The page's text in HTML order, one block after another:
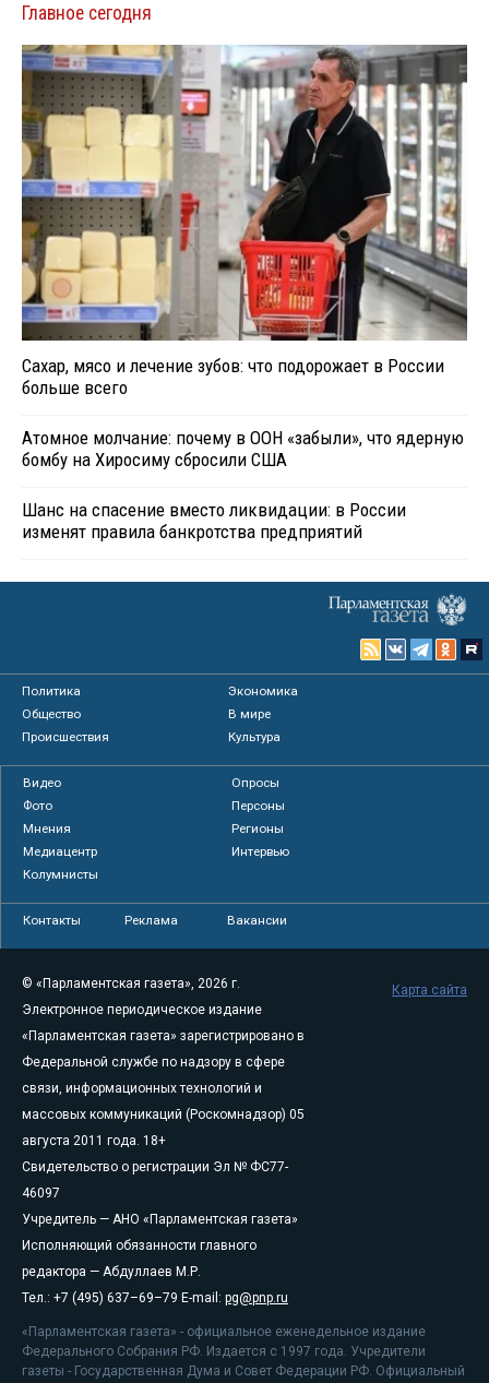
Главное сегодня
Сахар, мясо и лечение зубов: что подорожает в России
больше всего
Атомное молчание: почему в ООН «забыли», что ядерную
бомбу на Хиросиму сбросили США
Шанс на спасение вместо ликвидации: в России
изменят правила банкротства предприятий
Политика
Экономика
Общество
В мире
Происшествия
Культура
Видео
Опросы
Фото
Персоны
Мнения
Регионы
Медиацентр
Интервью
Колумнисты
Контакты Реклама Вакансии
© «Парламентская газета», 2026 г.
Электронное периодическое издание
«Парламентская газета» зарегистрировано в
Федеральной службе по надзору в сфере
связи, информационных технологий и
массовых коммуникаций (Роскомнадзор) 05
августа 2011 года. 18+
Свидетельство о регистрации Эл № ФС77-
46097
Учредитель — АНО «Парламентская газета»
Исполняющий обязанности главного
редактора — Абдуллаев М.Р.
Тел.: +7 (495) 637–69–79 E-mail: pg@pnp.ru
«Парламентская газета» - официальное еженедельное издание
Федерального Собрания РФ. Издается с 1997 года. Учредители
газеты - Государственная Дума и Совет Федерации РФ. Официальный
Карта сайта